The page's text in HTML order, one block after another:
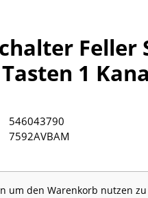
Feller
1
um den Warenkorb nutzen
546043790
7592AVBAM